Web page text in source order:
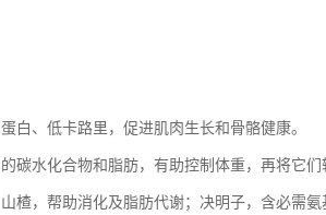
白、低卡路里，促进肌肉生长和骨骼健康。
碳水化合物和脂肪，有助控制体重，再将它
楂，帮助消化及脂肪代谢；决明子，含必需氨